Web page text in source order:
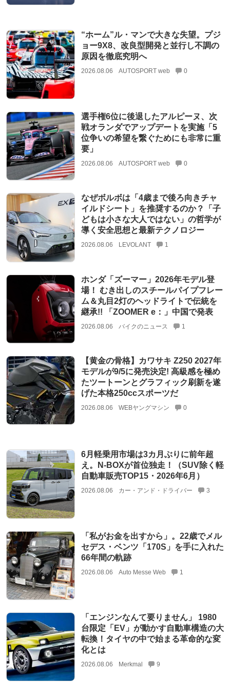
“ホーム”ル・マンで大きな失望。プジ
ョー9X8、改良型開発と並行し不調の
原因を徹底究明へ
2026.08.06 AUTOSPORT web 0
選手権6位に後退したアルピーヌ、次
戦オランダでアップデートを実施「5
位争いの希望を繋ぐためにも非常に重
要」
2026.08.06 AUTOSPORT web 0
なぜボルボは「4歳まで後ろ向きチャ
イルドシート」を推奨するのか？「子
どもは小さな大人ではない」の哲学が
導く安全思想と最新テクノロジー
2026.08.06 LEVOLANT 1
ホンダ「ズーマー」2026年モデル登
場！ むき出しのスチールパイプフレー
ム＆丸目2灯のヘッドライトで伝統を
継承!! 「ZOOMER e：」中国で発表
2026.08.06 バイクのニュース 1
【黄金の骨格】カワサキ Z250 2027年
モデルが9/5に発売決定! 高級感を極め
たツートーンとグラフィック刷新を遂
げた本格250ccスポーツだ
2026.08.06 WEBヤングマシン 0
6月軽乗用市場は3カ月ぶりに前年超
え。N-BOXが首位独走！（SUV除く軽
自動車販売TOP15・2026年6月）
2026.08.06 カー・アンド・ドライバー 3
「私がお金を出すから」。22歳でメル
セデス・ベンツ「170S」を手に入れた
66年間の軌跡
2026.08.06 Auto Messe Web 1
「エンジンなんて要りません」 1980
台限定「EV」が動かす自動車構造の大
転換！タイヤの中で始まる革命的な変
化とは
2026.08.06 Merkmal 9